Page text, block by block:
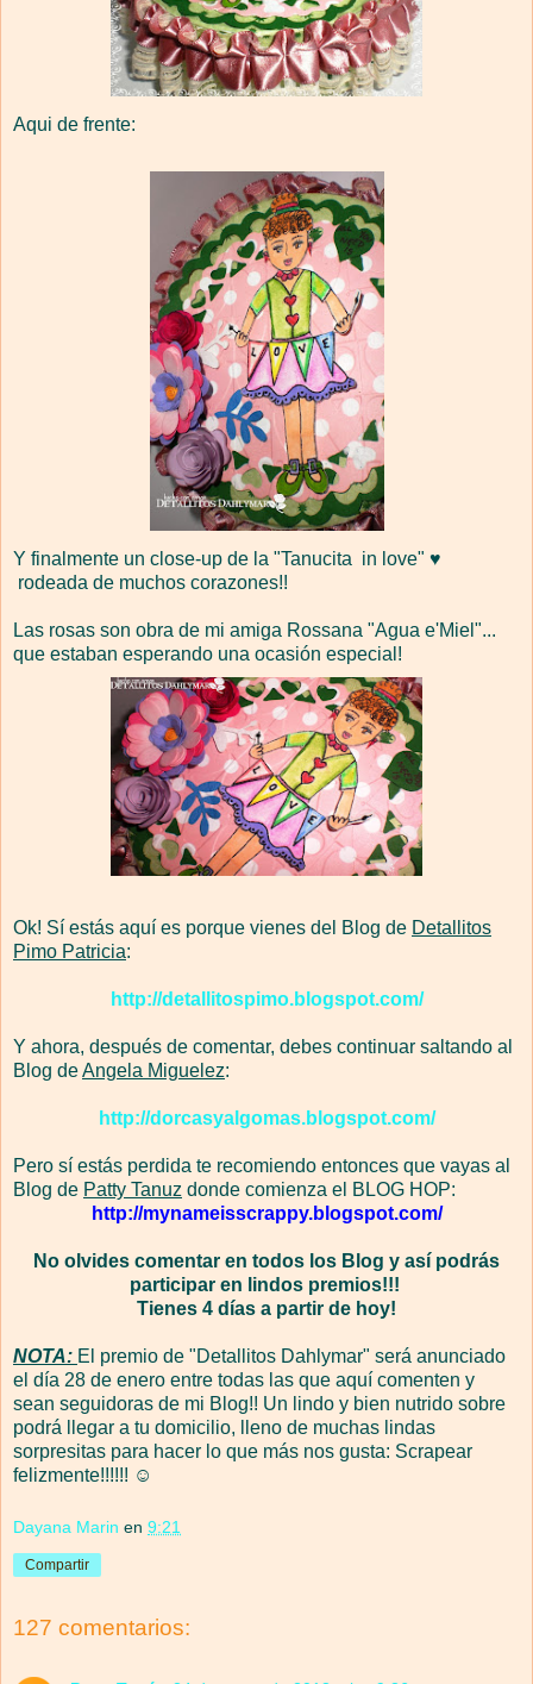
Aqui de frente:
Y finalmente un close-up de la "Tanucita in love" ♥
rodeada de muchos corazones!!
Las rosas son obra de mi amiga Rossana "Agua e'Miel"...
que estaban esperando una ocasión especial!
Ok! Sí estás aquí es porque vienes del Blog de Detallitos
Pimo Patricia:
http://detallitospimo.blogspot.com/
Y ahora, después de comentar, debes continuar saltando al
Blog deAngela Miguelez:
http://dorcasyalgomas.blogspot.com/
Pero sí estás perdida te recomiendo entonces que vayas al
Blog de Patty Tanuz donde comienza el BLOG HOP:
http://mynameisscrappy.blogspot.com/
No olvides comentar en todos los Blog y así podrás
participar en lindos premios!!!
Tienes 4 días a partir de hoy!
NOTA: El premio de "Detallitos Dahlymar" será anunciado
el día 28 de enero entre todas las que aquí comenten y
sean seguidoras de mi Blog!! Un lindo y bien nutrido sobre
podrá llegar a tu domicilio, lleno de muchas lindas
sorpresitas para hacer lo que más nos gusta: Scrapear
felizmente!!!!!! ☺
Dayana Marin en 9:21
Compartir
127 comentarios: